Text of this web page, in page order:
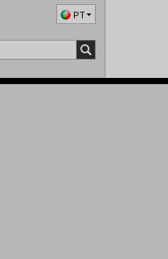
PT